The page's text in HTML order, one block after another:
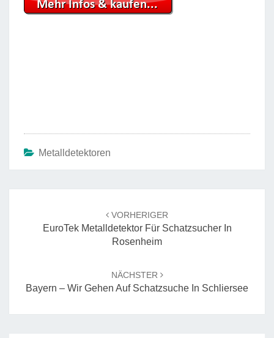
Metalldetektoren
VORHERIGER
EuroTek Metalldetektor Für Schatzsucher In
Rosenheim
NÄCHSTER
Bayern – Wir Gehen Auf Schatzsuche In Schliersee